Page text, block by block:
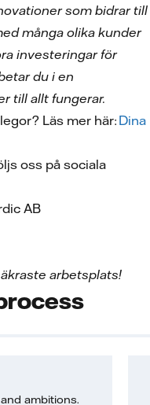
som bidrar till
många olika kunder
investeringar för
du i en
till allt fungerar.
Läs mer här: Dina
oss på sociala
AB
arbetsplats!
ambitions.